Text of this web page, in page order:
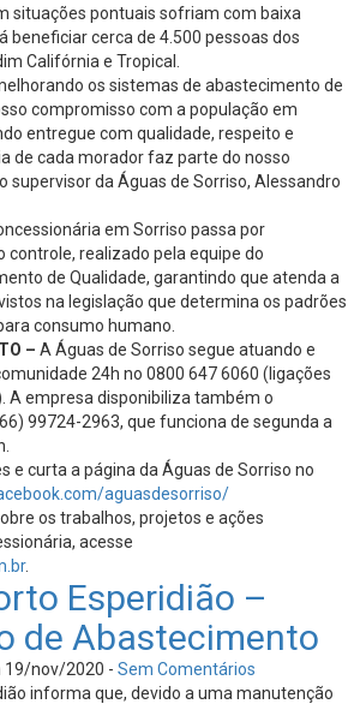
situações pontuais sofriam com baixa
beneficiar cerca de 4.500 pessoas dos
Califórnia e Tropical.
os sistemas de abastecimento de
compromisso com a população em
entregue com qualidade, respeito e
de cada morador faz parte do nosso
supervisor da Águas de Sorriso, Alessandro
em Sorriso passa por
realizado pela equipe do
de Qualidade, garantindo que atenda a
na legislação que determina os padrões
consumo humano.
– A Águas de Sorriso segue atuando e
24h no 0800 647 6060 (ligações
A empresa disponibiliza também o
99724-2963, que funciona de segunda a
e curta a página da Águas de Sorriso no
aguasdesorriso/
os trabalhos, projetos e ações
acesse
.
Esperidião –
de Abastecimento
19/nov/2020 - Sem Comentários
informa que, devido a uma manutenção